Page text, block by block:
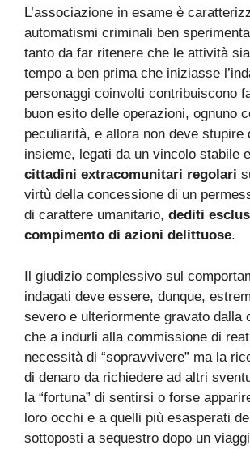
L’associazione in esame è
automatismi criminali ben
tanto da far ritenere che le attività
tempo a ben prima che iniziasse
personaggi coinvolti contribuiscono
buon esito delle operazioni, ognuno
peculiarità, e allora non deve stupire
insieme, legati da un vincolo stabile
cittadini extracomunitari regolari
virtù della concessione di un
di carattere umanitario, dediti
compimento di azioni delittuose.
Il giudizio complessivo sul
indagati deve essere, dunque,
severo e ulteriormente gravato dalla
che a indurli alla commissione di
necessità di “sopravvivere” ma la
di denaro da richiedere ad altri
la “fortuna” di sentirsi o forse
loro occhi e a quelli più esasperati
sottoposti a sequestro dopo un